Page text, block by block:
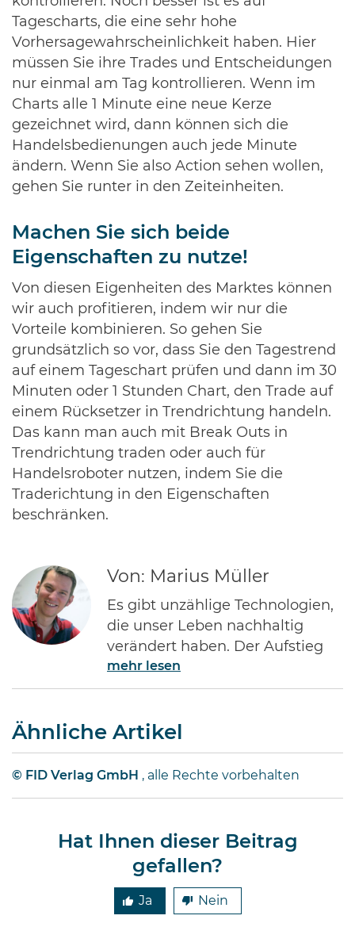
Tagescharts, die eine sehr hohe
Vorhersagewahrscheinlichkeit haben. Hier
müssen Sie ihre Trades und Entscheidungen
nur einmal am Tag kontrollieren. Wenn im
Charts alle 1 Minute eine neue Kerze
gezeichnet wird, dann können sich die
Handelsbedienungen auch jede Minute
ändern. Wenn Sie also Action sehen wollen,
gehen Sie runter in den Zeiteinheiten.
Machen Sie sich beide
Eigenschaften zu nutze!
Von diesen Eigenheiten des Marktes können
wir auch profitieren, indem wir nur die
Vorteile kombinieren. So gehen Sie
grundsätzlich so vor, dass Sie den Tagestrend
auf einem Tageschart prüfen und dann im 30
Minuten oder 1 Stunden Chart, den Trade auf
einem Rücksetzer in Trendrichtung handeln.
Das kann man auch mit Break Outs in
Trendrichtung traden oder auch für
Handelsroboter nutzen, indem Sie die
Traderichtung in den Eigenschaften
beschränken.
Von: Marius Müller
Es gibt unzählige Technologien,
die unser Leben nachhaltig
verändert haben. Der Aufstieg
des Internets gehört ohne Frage
zu den Bedeutendsten. Namen
Bill Gates von Microsoft dürften
jedem Investor geläufig sein.
Diese Männer haben Imperien
ganzen Welt …
mehr lesen
Ähnliche Artikel
© FID Verlag GmbH , alle Rechte vorbehalten
Hat Ihnen dieser Beitrag
gefallen?
Ja Nein